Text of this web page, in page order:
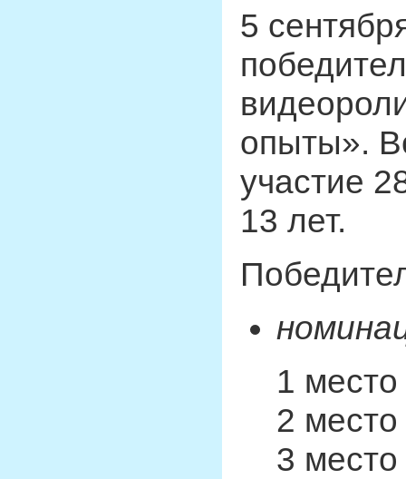
5
опыты».
участие
13 лет.
1
2
3